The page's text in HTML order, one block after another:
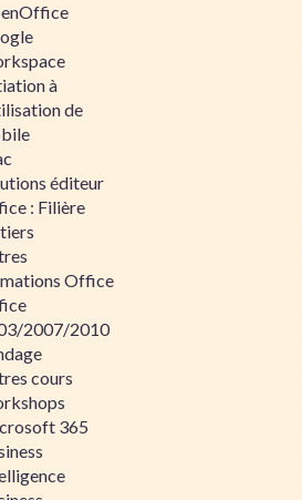
à
de
éditeur
: Filière
Office
2007/2010
cours
365